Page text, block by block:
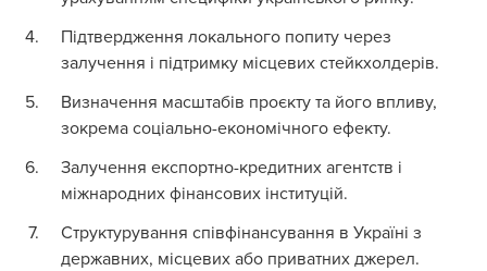
Підтвердження локального попиту через
залучення і підтримку місцевих стейкхолдерів.
Визначення масштабів проєкту та його впливу,
зокрема соціально-економічного ефекту.
Залучення експортно-кредитних агентств і
міжнародних фінансових інституцій.
Структурування співфінансування в Україні з
державних, місцевих або приватних джерел.